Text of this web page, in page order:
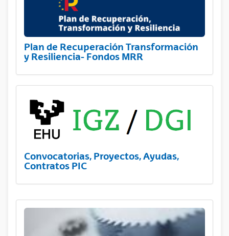
Plan de Recuperación Transformación
y Resiliencia- Fondos MRR
Convocatorias, Proyectos, Ayudas,
Contratos PIC